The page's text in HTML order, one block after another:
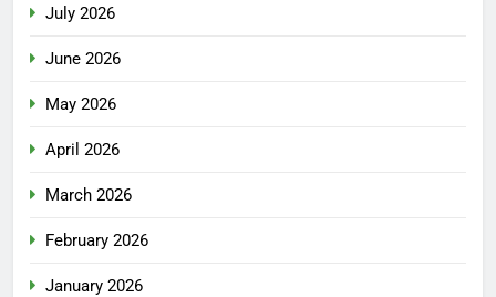
July 2026
June 2026
May 2026
April 2026
March 2026
February 2026
January 2026